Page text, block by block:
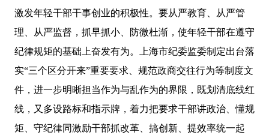
激发年轻干部干事创业的积极性。要从严教育、从严管
理、从严监督，抓早抓小、防微杜渐，使年轻干部在遵守
纪律规矩的基础上奋发有为。上海市纪委监委制定出台落
实“三个区分开来”重要要求、规范政商交往行为等制度文
件，进一步明晰担当作为与乱作为的界限，既划清底线红
线，又多设路标和指示牌，着力把要求干部讲政治、懂规
矩、守纪律同激励干部抓改革、搞创新、提效率统一起